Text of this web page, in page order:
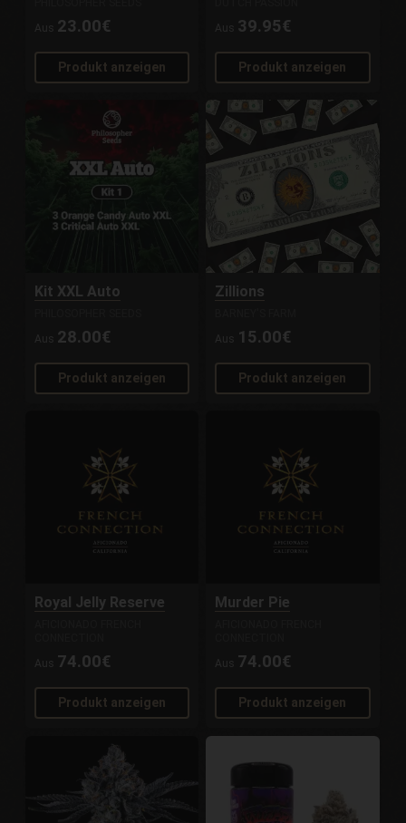
Aus 23.00€
Produkt anzeigen
Aus 39.95€
Produkt anzeigen
Kit XXL Auto
Aus 28.00€
Produkt anzeigen
Zillions
Aus
15.00€
Produkt anzeigen
Royal Jelly Reserve
Aus 74.00€
Produkt anzeigen
Murder Pie
Aus 74.00€
Produkt anzeigen